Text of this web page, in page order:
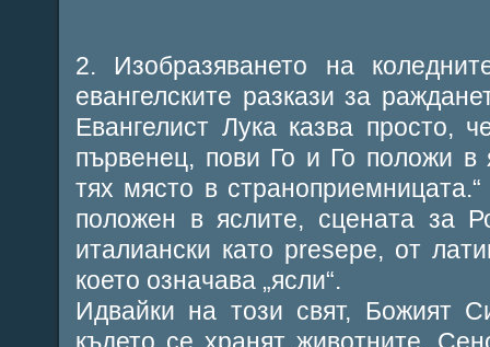
2. Изобразяването на
евангелските разкази за
Евангелист Лука казва просто,
първенец, пови Го и Го положи
тях място в
положен в яслите, сцената за
италиански като presepe, от
което означава „ясли“.
Идвайки на този свят, Божият